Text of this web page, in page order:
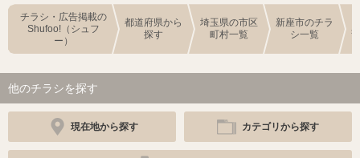
チラシ・広告掲載の
Shufoo!（シュフ
ー）
都道府県から
探す
埼玉県の市区
町村一覧
新座市のチラ
シ一覧
他のチラシを探す
現在地から探す カテゴリから探す